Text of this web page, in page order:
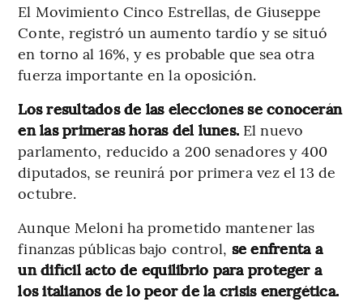
El Movimiento Cinco Estrellas, de Giuseppe
Conte, registró un aumento tardío y se situó
en torno al 16%, y es probable que sea otra
fuerza importante en la oposición.
Los resultados de las elecciones se conocerán
en las primeras horas del lunes. El nuevo
parlamento, reducido a 200 senadores y 400
diputados, se reunirá por primera vez el 13 de
octubre.
Aunque Meloni ha prometido mantener las
finanzas públicas bajo control, se enfrenta a
un difícil acto de equilibrio para proteger a
los italianos de lo peor de la crisis energética.